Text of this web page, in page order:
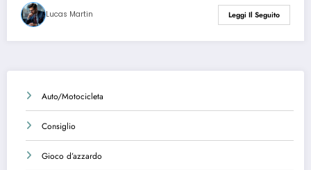
Lucas Martin Leggi Il Seguito
Auto/Motocicleta
Consiglio
Gioco d’azzardo